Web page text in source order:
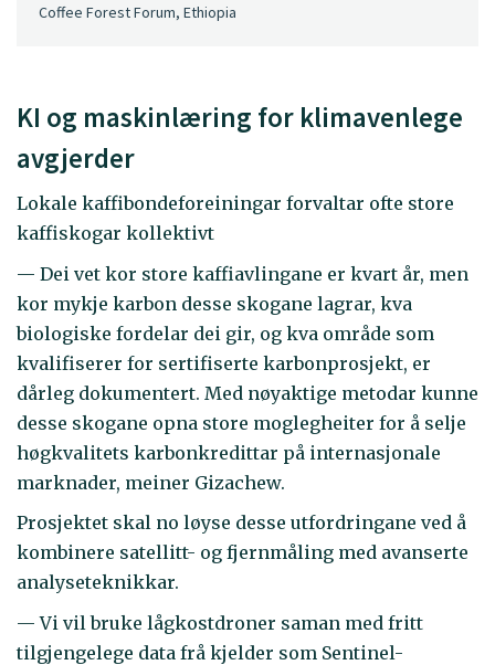
Coffee Forest Forum, Ethiopia
KI og maskinlæring for klimavenlege
avgjerder
Lokale kaffibondeforeiningar forvaltar ofte store
kaffiskogar kollektivt
— Dei vet kor store kaffiavlingane er kvart år, men
kor mykje karbon desse skogane lagrar, kva
biologiske fordelar dei gir, og kva område som
kvalifiserer for sertifiserte karbonprosjekt, er
dårleg dokumentert. Med nøyaktige metodar kunne
desse skogane opna store moglegheiter for å selje
høgkvalitets karbonkredittar på internasjonale
marknader, meiner Gizachew.
Prosjektet skal no løyse desse utfordringane ved å
kombinere satellitt- og fjernmåling med avanserte
analyseteknikkar.
— Vi vil bruke lågkostdroner saman med fritt
tilgjengelege data frå kjelder som Sentinel-